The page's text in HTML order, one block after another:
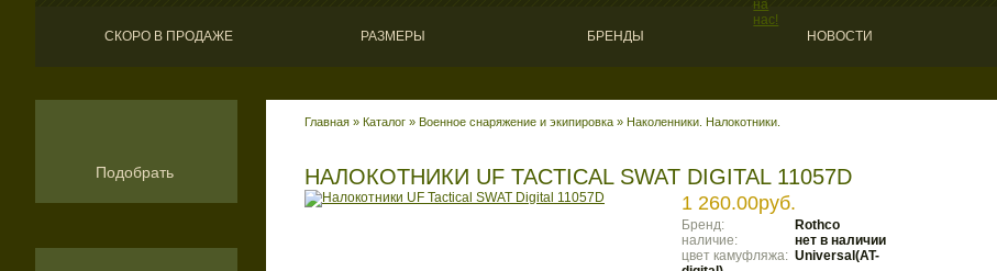
СКОРО В ПРОДАЖЕ РАЗМЕРЫ БРЕНДЫ НОВОСТИ
Подобрать
Главная » Каталог » Военное снаряжение и экипировка » Наколенники. Налокотники.
НАЛОКОТНИКИ UF TACTICAL SWAT DIGITAL 11057D
1 260.00руб.
Бренд:
Rothco
наличие:
нет в наличии
цвет камуфляжа: Universal(AT-